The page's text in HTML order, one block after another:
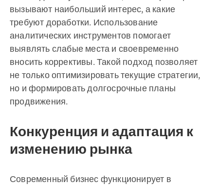
вызывают наибольший интерес, а какие
требуют доработки. Использование
аналитических инструментов помогает
выявлять слабые места и своевременно
вносить коррективы. Такой подход позволяет
не только оптимизировать текущие стратегии,
но и формировать долгосрочные планы
продвижения.
Конкуренция и адаптация к
изменению рынка
Современный бизнес функционирует в